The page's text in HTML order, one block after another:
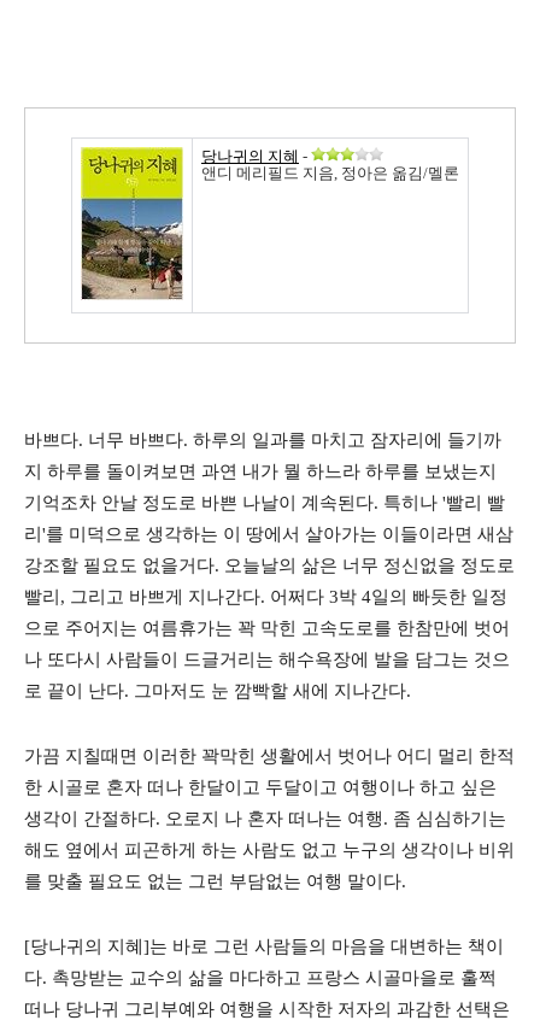
당나귀의 지혜 -
앤디 메리필드 지음, 정아은 옮김/멜론
바쁘다. 너무 바쁘다. 하루의 일과를 마치고 잠자리에 들기까
지 하루를 돌이켜보면 과연 내가 뭘 하느라 하루를 보냈는지
기억조차 안날 정도로 바쁜 나날이 계속된다. 특히나 '빨리 빨
리'를 미덕으로 생각하는 이 땅에서 살아가는 이들이라면 새삼
강조할 필요도 없을거다. 오늘날의 삶은 너무 정신없을 정도로
빨리, 그리고 바쁘게 지나간다. 어쩌다 3박 4일의 빠듯한 일정
으로 주어지는 여름휴가는 꽉 막힌 고속도로를 한참만에 벗어
나 또다시 사람들이 드글거리는 해수욕장에 발을 담그는 것으
로 끝이 난다. 그마저도 눈 깜빡할 새에 지나간다.
가끔 지칠때면 이러한 꽉막힌 생활에서 벗어나 어디 멀리 한적
한 시골로 혼자 떠나 한달이고 두달이고 여행이나 하고 싶은
생각이 간절하다. 오로지 나 혼자 떠나는 여행. 좀 심심하기는
해도 옆에서 피곤하게 하는 사람도 없고 누구의 생각이나 비위
를 맞출 필요도 없는 그런 부담없는 여행 말이다.
[당나귀의 지혜]는 바로 그런 사람들의 마음을 대변하는 책이
다. 촉망받는 교수의 삶을 마다하고 프랑스 시골마을로 훌쩍
떠나 당나귀 그리부예와 여행을 시작한 저자의 과감한 선택은